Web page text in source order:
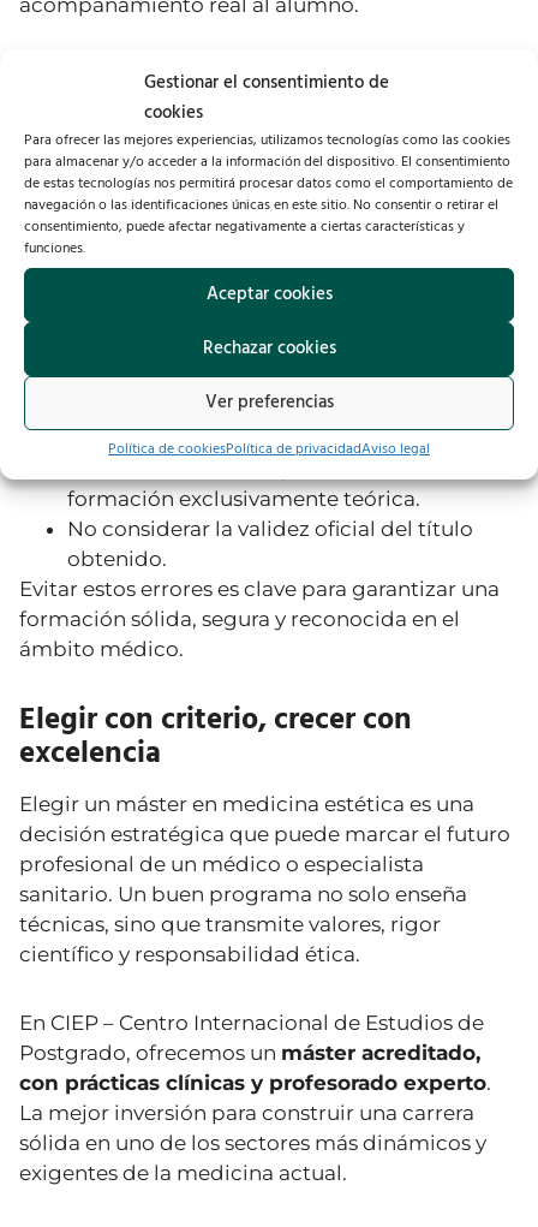
Gestionar el consentimiento de
cookies
Para ofrecer las mejores experiencias, utilizamos tecnologías como las cookies
para almacenar y/o acceder a la información del dispositivo. El consentimiento
de estas tecnologías nos permitirá procesar datos como el comportamiento de
navegación o las identificaciones únicas en este sitio. No consentir o retirar el
consentimiento, puede afectar negativamente a ciertas características y
funciones.
Aceptar cookies
Rechazar cookies
Ver preferencias
Política de cookiesPolítica de privacidadAviso legal
Errores comunes al elegir un máster
en medicina estética
A la hora de seleccionar un máster, muchos
profesionales cometen errores que pueden
afectar a su aprendizaje y desarrollo profesional.
Algunos de los más frecuentes son:
duración, sin analizar su acreditación o
calidad académica.
No verificar la experiencia clínica del
profesorado.
formación exclusivamente teórica.
No considerar la validez oficial del título
obtenido.
Evitar estos errores es clave para garantizar una
formación sólida, segura y reconocida en el
ámbito médico.
Elegir con criterio, crecer con
excelencia
Elegir un máster en medicina estética es una
decisión estratégica que puede marcar el futuro
profesional de un médico o especialista
sanitario. Un buen programa no solo enseña
técnicas, sino que transmite valores, rigor
científico y responsabilidad ética.
En CIEP – Centro Internacional de Estudios de
Postgrado, ofrecemos un máster acreditado,
con prácticas clínicas y profesorado experto.
La mejor inversión para construir una carrera
sólida en uno de los sectores más dinámicos y
exigentes de la medicina actual.